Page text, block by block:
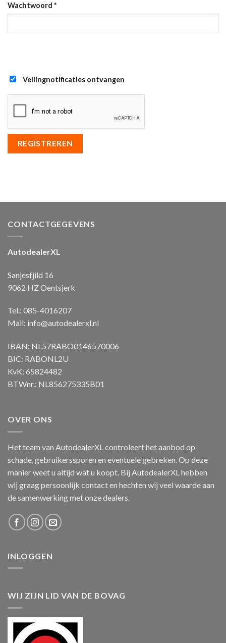
Wachtwoord *
Veilingnotificaties ontvangen
REGISTREREN
CONTACTGEGEVENS
AutodealerXL
Sanjesfjild 16
9062 HZ Oentsjerk
Tel.: 085-4016207
Mail: info@autodealerxl.nl
IBAN: NL57RABO0146570006
BIC: RABONL2U
KvK: 65824482
BTWnr.: NL856275335B01
OVER ONS
Het team van AutodealerXL controleert het aanbod op
schade, gebruikerssporen en eventuele gebreken. Op deze
manier weet u altijd wat u koopt. Bij AutodealerXL hebben
wij graag persoonlijk contact en hechten wij veel waarde aan
de samenwerking met onze dealers.
INLOGGEN
WIJ ZIJN LID VAN DE BOVAG